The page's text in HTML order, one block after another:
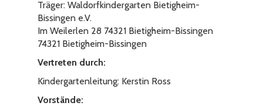
Träger: Waldorfkindergarten Bietigheim-
Bissingen e.V.
Im Weilerlen 28 74321 Bietigheim-Bissingen
74321 Bietigheim-Bissingen
Vertreten durch:
Kindergartenleitung: Kerstin Ross
Vorstände: